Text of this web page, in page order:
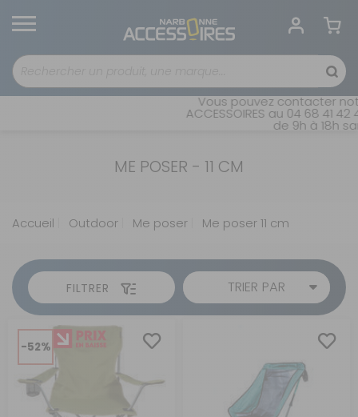
Vous pouvez contacter
ACCESSOIRES au 04 68 41
de 9h à 18h
ME POSER - 11 CM
Accueil Outdoor Me poser Me poser 11 cm
FILTRER TRIER PAR
-52%